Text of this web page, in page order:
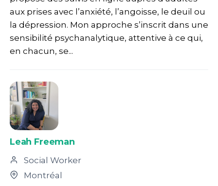
aux prises avec l’anxiété, l’angoisse, le deuil ou
la dépression. Mon approche s’inscrit dans une
sensibilité psychanalytique, attentive à ce qui,
en chacun, se...
Leah Freeman
Social Worker
Montréal